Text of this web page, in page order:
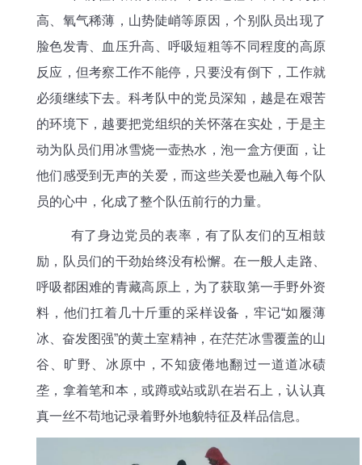
高、氧气稀薄，山势陡峭等原因，个别队员出现了
脸色发青、血压升高、呼吸短粗等不同程度的高原
反应，但考察工作不能停，只要没有倒下，工作就
必须继续下去。科考队中的党员深知，越是在艰苦
的环境下，越要把党组织的关怀落在实处，于是主
动为队员们用冰雪烧一壶热水，泡一盒方便面，让
他们感受到无声的关爱，而这些关爱也融入每个队
员的心中，化成了整个队伍前行的力量。
有了身边党员的表率，有了队友们的互相鼓
励，队员们的干劲始终没有松懈。在一般人走路、
呼吸都困难的青藏高原上，为了获取第一手野外资
料，他们扛着几十斤重的采样设备，牢记“如履薄
冰、奋发图强”的黄土室精神，在茫茫冰雪覆盖的山
谷、旷野、冰原中，不知疲倦地翻过一道道冰碛
垄，拿着笔和本，或蹲或站或趴在岩石上，认认真
真一丝不苟地记录着野外地貌特征及样品信息。